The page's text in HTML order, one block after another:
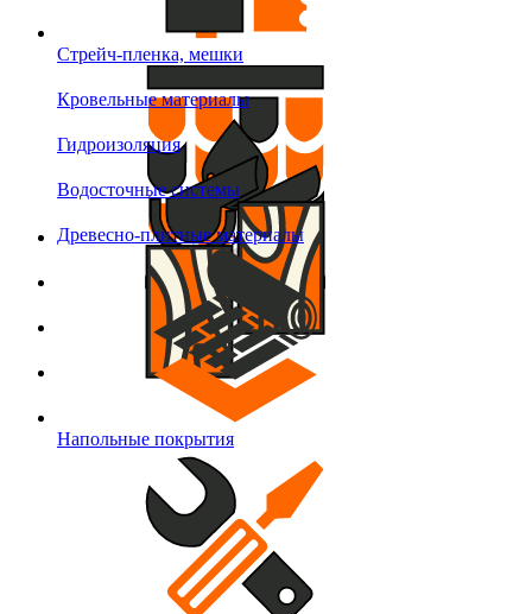
Стрейч-пленка, мешки
Кровельные материалы
Гидроизоляция
Водосточные системы
Древесно-плитные материалы
Напольные покрытия